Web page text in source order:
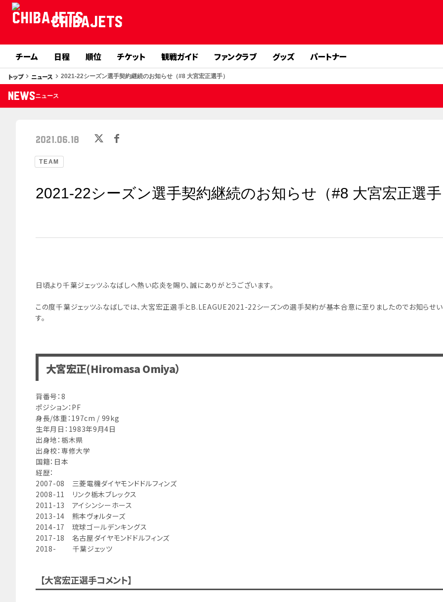
CHIBAJETS
チーム 日程 順位 チケット 観戦ガイド ファンクラブ グッズ パートナー
トップkeyboard_arrow_right ニュース keyboard_arrow_right 2021-22シーズン選手契約継続のお知らせ（#8 大宮宏正選手）
NEWSニュース
TEAM
2021.06.18
2021-22シーズン選手契約継続のお知らせ（#8 大宮宏正選
日頃より千葉ジェッツふなばしへ熱い応炎を賜り、誠にありがとうございます。
この度千葉ジェッツふなばしでは、大宮宏正選手とB.LEAGUE2021-22シーズンの選手契約が基本合意に至りましたのでお知らせ
す。
大宮宏正(Hiromasa Omiya）
背番号：8
ポジション：PF
身長/体重：197cm / 99kg
生年月日：1983年9月4日
出身地：栃木県
出身校：専修大学
国籍：日本
経歴：
2007-08 三菱電機ダイヤモンドドルフィンズ
2008-11 リンク栃木ブレックス
2011-13 アイシンシーホース
2013-14 熊本ヴォルターズ
2014-17 琉球ゴールデンキングス
2017-18 名古屋ダイヤモンドドルフィンズ
2018- 千葉ジェッツ
【大宮宏正選手コメント】